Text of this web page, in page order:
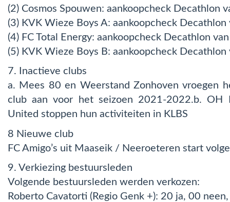
(2) Cosmos Spouwen: aankoopcheck Decathlon
(3) KVK Wieze Boys A: aankoopcheck
(4) FC Total Energy: aankoopcheck Decathlon
(5) KVK Wieze Boys B: aankoopcheck
7. Inactieve clubs
a. Mees 80 en Weerstand Zonhoven vroegen
club aan voor het seizoen 2021-2022.b. OH
United stoppen hun activiteiten in KLBS
8 Nieuwe club
FC Amigo’s uit Maaseik / Neeroeteren start
9. Verkiezing bestuursleden
Volgende bestuursleden werden verkozen:
Roberto Cavatorti (Regio Genk +): 20 ja, 00